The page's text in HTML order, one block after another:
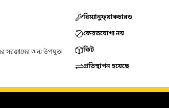
সরঞ্জামের জন্য উপযুক্ত
রিম্যানুফ্য়াকচারড
ফেরতযোগ্য নয়
কিট
প্রতিস্থাপন হয়েছে